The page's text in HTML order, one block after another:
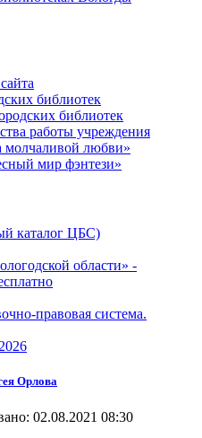
библиотек
библиотек
работы учреждения
молчаливой любви»
мир фэнтези»
каталог ЦБС)
области» -
правовая система.
Орлова
02.08.2021 08:30